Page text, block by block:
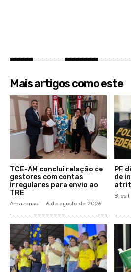
Mais artigos como este
TCE-AM conclui relação de
gestores com contas
irregulares para envio ao
TRE
Amazonas 6 de agosto de 2026
PF
de
Brasil